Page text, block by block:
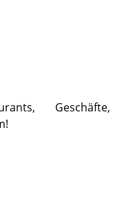
Geschäfte,